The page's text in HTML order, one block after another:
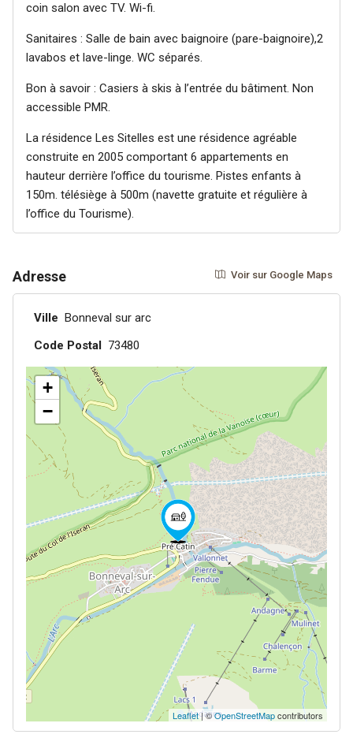
coin salon avec TV. Wi-fi.
Sanitaires : Salle de bain avec baignoire (pare-baignoire),2
lavabos et lave-linge. WC séparés.
Bon à savoir : Casiers à skis à l’entrée du bâtiment. Non
accessible PMR.
La résidence Les Sitelles est une résidence agréable
construite en 2005 comportant 6 appartements en
hauteur derrière l’office du tourisme. Pistes enfants à
150m. télésiège à 500m (navette gratuite et régulière à
l’office du Tourisme).
Adresse Voir sur Google Maps
Ville Bonneval sur arc
Code Postal 73480
+
−
Leaflet| ©OpenStreetMapcontributors